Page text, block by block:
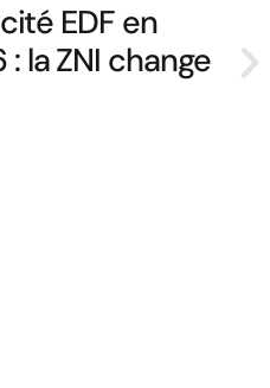
EDF en
la ZNI change